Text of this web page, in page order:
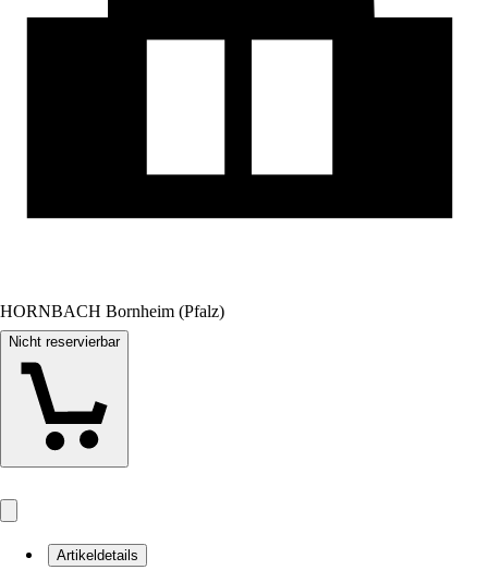
HORNBACH Bornheim (Pfalz)
Nicht reservierbar
Artikeldetails